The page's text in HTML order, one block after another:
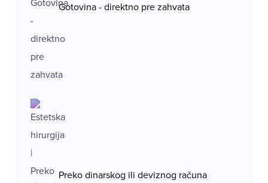
Gotovina - direktno pre zahvata
Preko dinarskog ili deviznog računa